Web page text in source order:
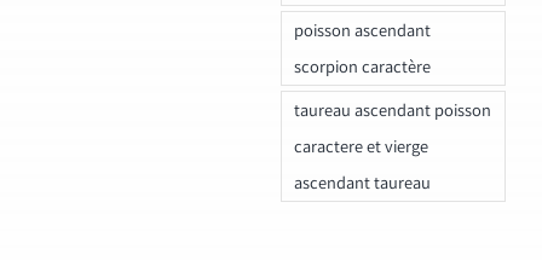
poisson ascendant
scorpion caractère
taureau ascendant poisson
caractere et vierge
ascendant taureau